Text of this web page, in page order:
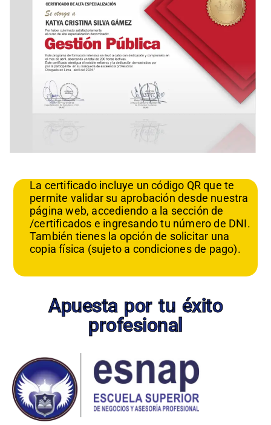
La certificado incluye un código QR que te
permite validar su aprobación desde nuestra
página web, accediendo a la sección de
/certificados e ingresando tu número de DNI.
También tienes la opción de solicitar una
copia física (sujeto a condiciones de pago).
Apuesta por tu éxito
profesional